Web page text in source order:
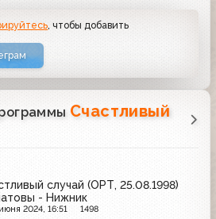
, чтобы добавить
Счастливый
случай (ОРТ, 25.08.1998)
- Нижник
2024, 16:51 1498